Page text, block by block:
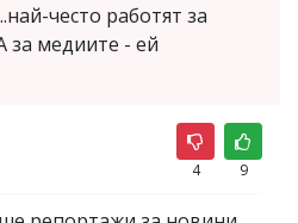
често работят за
за медиите - ей
4 9